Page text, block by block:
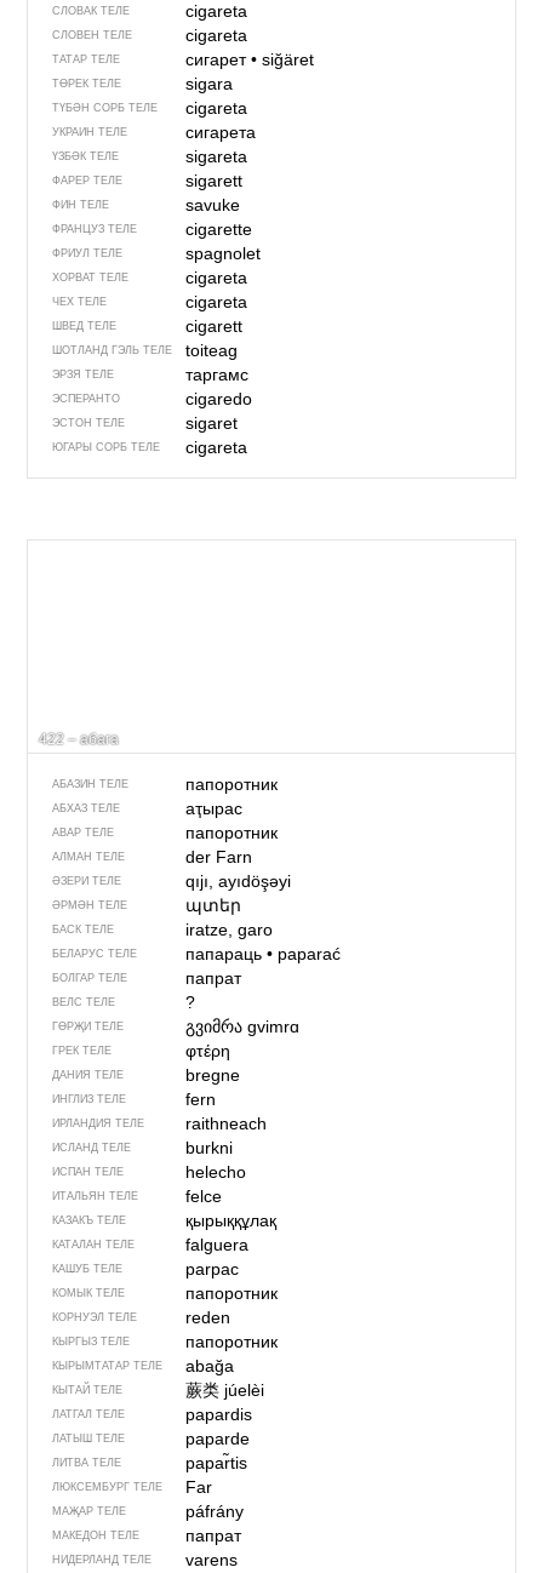
СЛОВАК ТЕЛЕ cigareta
СЛОВЕН ТЕЛЕ cigareta
ТАТАР ТЕЛЕ сигарет• siğäret
ТӨРЕК ТЕЛЕ sigara
ТҮБӘН СОРБ ТЕЛЕ cigareta
УКРАИН ТЕЛЕ сигарета
ҮЗБӘК ТЕЛЕ sigareta
ФАРЕР ТЕЛЕ sigarett
ФИН ТЕЛЕ savuke
ФРАНЦУЗ ТЕЛЕ cigarette
ФРИУЛ ТЕЛЕ spagnolet
ХОРВАТ ТЕЛЕ cigareta
ЧЕХ ТЕЛЕ cigareta
ШВЕД ТЕЛЕ cigarett
ШОТЛАНД ГЭЛЬ ТЕЛЕ toiteag
ЭРЗЯ ТЕЛЕ таргамс
ЭСПЕРАНТО cigaredo
ЭСТОН ТЕЛЕ sigaret
ЮГАРЫ СОРБ ТЕЛЕ cigareta
422 – абага
АБАЗИН ТЕЛЕ папоротник
АБХАЗ ТЕЛЕ аҭырас
АВАР ТЕЛЕ папоротник
АЛМАН ТЕЛЕ der Farn
ӘЗЕРИ ТЕЛЕ qıjı, ayıdöşəyi
ӘРМӘН ТЕЛЕ պտեր
БАСК ТЕЛЕ iratze, garo
БЕЛАРУС ТЕЛЕ папараць• paparać
БОЛГАР ТЕЛЕ папрат
ВЕЛС ТЕЛЕ ?
ГӨРҖИ ТЕЛЕ გვიმრაgvimrɑ
ГРЕК ТЕЛЕ φτέρη
ДАНИЯ ТЕЛЕ bregne
ИНГЛИЗ ТЕЛЕ fern
ИРЛАНДИЯ ТЕЛЕ raithneach
ИСЛАНД ТЕЛЕ burkni
ИСПАН ТЕЛЕ helecho
ИТАЛЬЯН ТЕЛЕ felce
КАЗАКЪ ТЕЛЕ қырыққұлақ
КАТАЛАН ТЕЛЕ falguera
КАШУБ ТЕЛЕ parpac
КОМЫК ТЕЛЕ папоротник
КОРНУЭЛ ТЕЛЕ reden
КЫРГЫЗ ТЕЛЕ папоротник
КЫРЫМТАТАР ТЕЛЕ abağa
КЫТАЙ ТЕЛЕ 蕨类 júelèi
ЛАТГАЛ ТЕЛЕ papardis
ЛАТЫШ ТЕЛЕ paparde
ЛИТВА ТЕЛЕ papar̃tis
ЛЮКСЕМБУРГ ТЕЛЕ Far
МАҖАР ТЕЛЕ páfrány
МАКЕДОН ТЕЛЕ папрат
НИДЕРЛАНД ТЕЛЕ varens